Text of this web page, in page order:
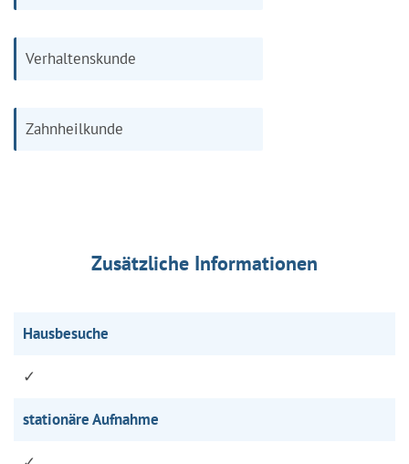
Verhaltenskunde
Zahnheilkunde
Zusätzliche Informationen
Hausbesuche
✓
stationäre Aufnahme